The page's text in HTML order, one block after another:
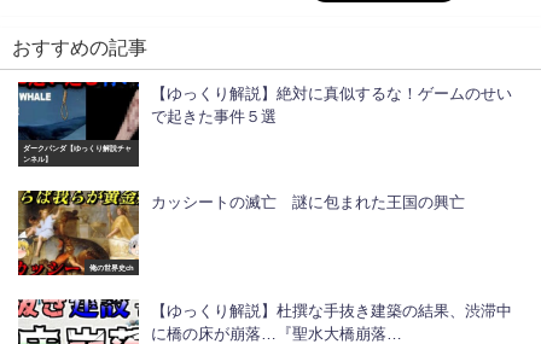
おすすめの記事
ダークパンダ【ゆっくり解説チャ
ンネル】
【ゆっくり解説】絶対に真似するな！ゲームのせい
で起きた事件５選
俺の世界史ch
カッシートの滅亡 謎に包まれた王国の興亡
【ゆっくり解説】杜撰な手抜き建築の結果、渋滞中
に橋の床が崩落…『聖水大橋崩落…